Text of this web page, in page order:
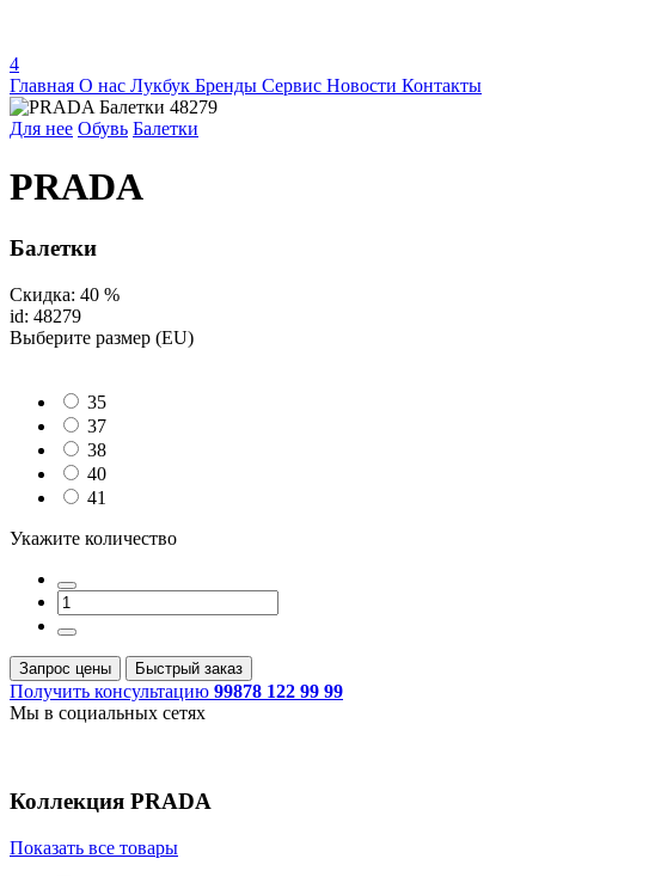
4
Главная О нас Лукбук Бренды Сервис Новости Контакты
Для нее Обувь Балетки
PRADA
Балетки
Скидка: 40 %
id: 48279
Выберите размер (EU)
35
37
38
40
41
Укажите количество
Запрос цены Быстрый заказ
Получить консультацию 99878 122 99 99
Мы в социальных сетях
Коллекция PRADA
Показать все товары